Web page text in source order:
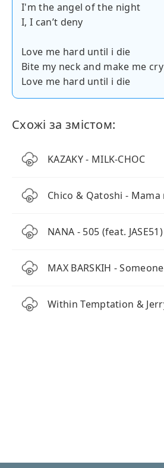
I'm the angel of the night
I, I can’t deny
Love me hard until i die
Bite my neck and make me cry
Love me hard until i die
Схожі за змістом:
KAZAKY - MILK-CHOC
NANA - 505 (feat. JASE51)